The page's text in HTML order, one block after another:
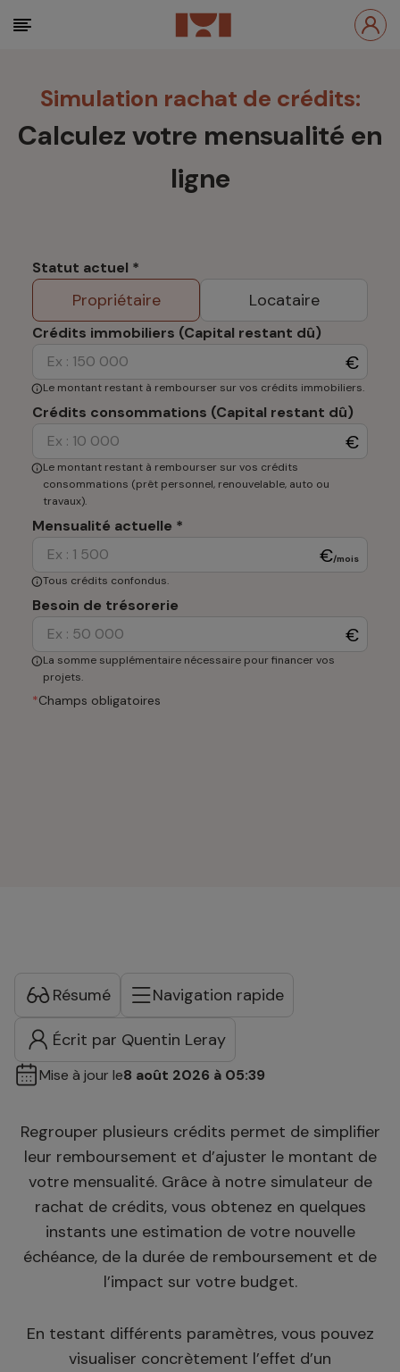
Simulation rachat de crédits:
Calculez votre mensualité en
ligne
Statut actuel *
Propriétaire Locataire
Crédits immobiliers (Capital restant dû)
€
Le montant restant à rembourser sur vos crédits immobiliers.
Crédits consommations (Capital restant dû)
€
Le montant restant à rembourser sur vos crédits
consommations (prêt personnel, renouvelable, auto ou
travaux).
Mensualité actuelle *
€/mois
Tous crédits confondus.
Besoin de trésorerie
€
La somme supplémentaire nécessaire pour financer vos
projets.
*Champs obligatoires
Résumé Navigation rapide
Écrit par Quentin Leray
Mise à jour le8 août 2026 à 05:39
Regrouper plusieurs crédits permet de simplifier
leur remboursement et d’ajuster le montant de
votre mensualité. Grâce à notre simulateur de
rachat de crédits, vous obtenez en quelques
instants une estimation de votre nouvelle
échéance, de la durée de remboursement et de
l’impact sur votre budget.
En testant différents paramètres, vous pouvez
visualiser concrètement l’effet d’un